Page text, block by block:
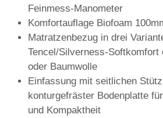
Feinmess-Manometer
Komfortauflage Biofoam
Matratzenbezug in drei
Tencel/Silverness-Softkomfort
oder Baumwolle
Einfassung mit seitlichen
konturgefräster Bodenplatte
und Kompaktheit